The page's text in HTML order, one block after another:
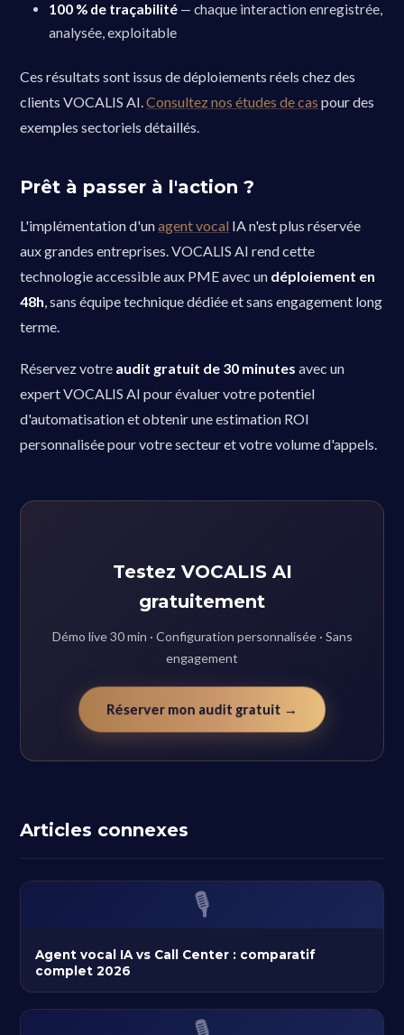
100 % de traçabilité — chaque interaction enregistrée,
analysée, exploitable
Ces résultats sont issus de déploiements réels chez des
clients VOCALIS AI.Consultez nos études de cas pour des
exemples sectoriels détaillés.
Prêt à passer à l'action ?
L'implémentation d'unagent vocal IA n'est plus réservée
aux grandes entreprises. VOCALIS AI rend cette
technologie accessible aux PME avec un déploiement en
48h, sans équipe technique dédiée et sans engagement long
terme.
Réservez votre audit gratuit de 30 minutes avec un
expert VOCALIS AI pour évaluer votre potentiel
d'automatisation et obtenir une estimation ROI
personnalisée pour votre secteur et votre volume d'appels.
Testez VOCALIS AI
gratuitement
Démo live 30 min · Configuration personnalisée · Sans
engagement
Réserver mon audit gratuit →
Articles connexes
🎙️
Agent vocal IA vs Call Center : comparatif
complet 2026